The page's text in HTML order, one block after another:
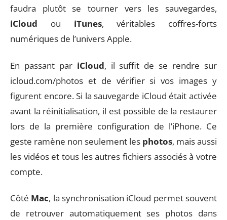
faudra plutôt se tourner vers les sauvegardes,
iCloud ou iTunes, véritables coffres-forts
numériques de l’univers Apple.
En passant par iCloud, il suffit de se rendre sur
icloud.com/photos et de vérifier si vos images y
figurent encore. Si la sauvegarde iCloud était activée
avant la réinitialisation, il est possible de la restaurer
lors de la première configuration de l’iPhone. Ce
geste ramène non seulement les photos, mais aussi
les vidéos et tous les autres fichiers associés à votre
compte.
Côté Mac, la synchronisation iCloud permet souvent
de retrouver automatiquement ses photos dans